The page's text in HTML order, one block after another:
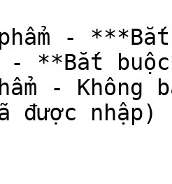
-
- **Bắt
-
được nhập)